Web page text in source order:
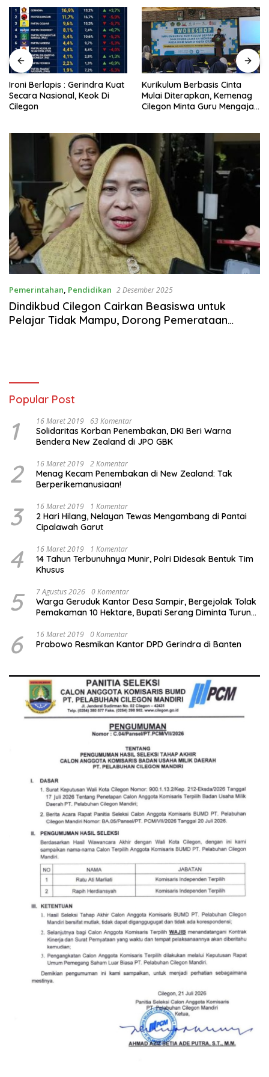
Ironi Berlapis : Gerindra Kuat
Secara Nasional, Keok Di
Cilegon
Kurikulum Berbasis Cinta
Mulai Diterapkan, Kemenag
Cilegon Minta Guru Mengajar
Pemerintahan, Pendidikan 2 Desember 2025
Dindikbud Cilegon Cairkan Beasiswa untuk
Pelajar Tidak Mampu, Dorong Pemerataan
Popular Post
1 16 Maret 2019 63 Komentar
Solidaritas Korban Penembakan, DKI Beri Warna
Bendera New Zealand di JPO GBK
2 16 Maret 2019 2 Komentar
Menag Kecam Penembakan di New Zealand: Tak
Berperikemanusiaan!
3 16 Maret 2019 1 Komentar
2 Hari Hilang, Nelayan Tewas Mengambang di Pantai
Cipalawah Garut
4 16 Maret 2019 1 Komentar
14 Tahun Terbunuhnya Munir, Polri Didesak Bentuk Tim
Khusus
5 7 Agustus 2026 0 Komentar
Warga Geruduk Kantor Desa Sampir, Bergejolak Tolak
Pemakaman 10 Hektare, Bupati Serang Diminta Turun
6 16 Maret 2019 0 Komentar
Prabowo Resmikan Kantor DPD Gerindra di Banten